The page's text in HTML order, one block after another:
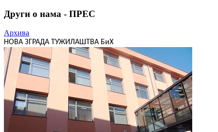
Други о нама - ПРЕС
Архива
НОВА ЗГРАДА ТУЖИЛАШТВА БиХ